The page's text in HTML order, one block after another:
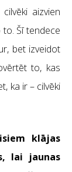
aizvien
Šī tendece
bet izveidot
to, kas
ka ir – cilvēki
klājas
lai jaunas